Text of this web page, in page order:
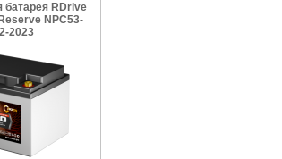
батарея RDrive
NPC53-
2023